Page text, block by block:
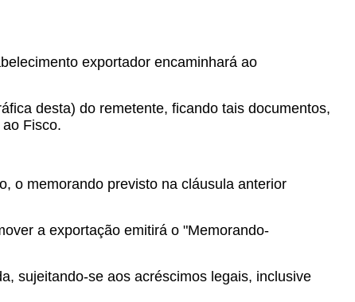
exportador encaminhará ao
desta) do remetente, ficando tais documentos,
Fisco.
o memorando previsto na cláusula anterior
a exportação emitirá o "Memorando-
sujeitando-se aos acréscimos legais, inclusive